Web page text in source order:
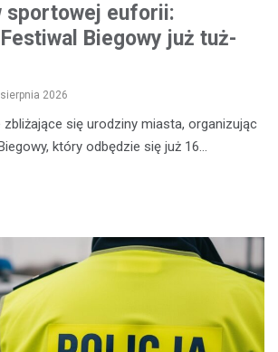
sportowej euforii:
Biegowy już tuż-
2026
zbliżające się urodziny miasta, organizując
który odbędzie się już 16…